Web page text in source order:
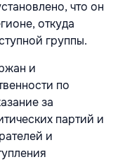
что он
откуда
группы.
и
по
за
партий и
и